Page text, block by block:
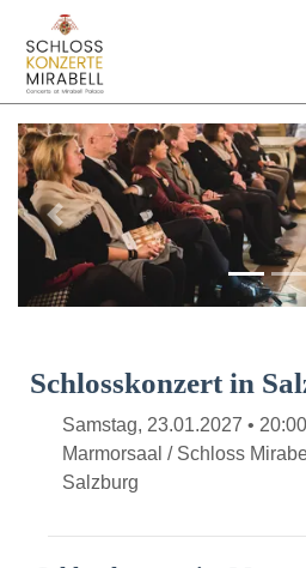
Previous
Schlosskonzert in
Samstag, 23.01.2027 •
Marmorsaal / Schloss
Salzburg